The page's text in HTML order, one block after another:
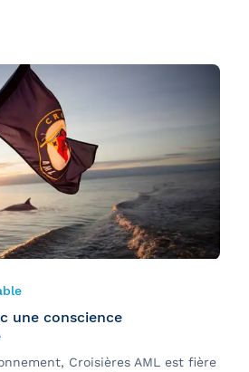
une conscience
Croisières AML est fière